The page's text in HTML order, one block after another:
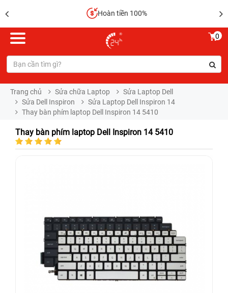
Hoàn tiền 100%
0
Trang chủ Sửa chữa Laptop
Sửa Laptop Dell
Sửa Dell Inspiron
Sửa Laptop Dell Inspiron 14
Thay bàn phím laptop Dell Inspiron 14 5410
Thay bàn phím laptop Dell Inspiron 14 5410